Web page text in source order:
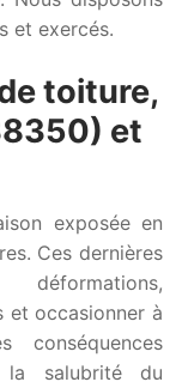
et exercés.
toiture,
et
exposée en
Ces dernières
et occasionner à
salubrité du